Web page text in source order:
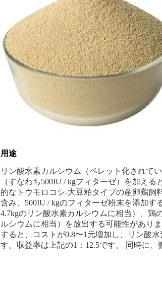
用途
リン酸水素カルシウム（ペレット化されて
（すなわち500IU / kgフィターゼ）を加え
的なトウモロコシ-大豆粕タイプの産卵鶏飼
含み、500IU / kgのフィターゼ粉末を添加す
4.7kgのリン酸水素カルシウムに相当）、鶏
ルシウムに相当）を放出する可能性があり
すると、コストが0.8〜1元増加し、リン酸
す。収益率は上記の1：12.5です。 同時に